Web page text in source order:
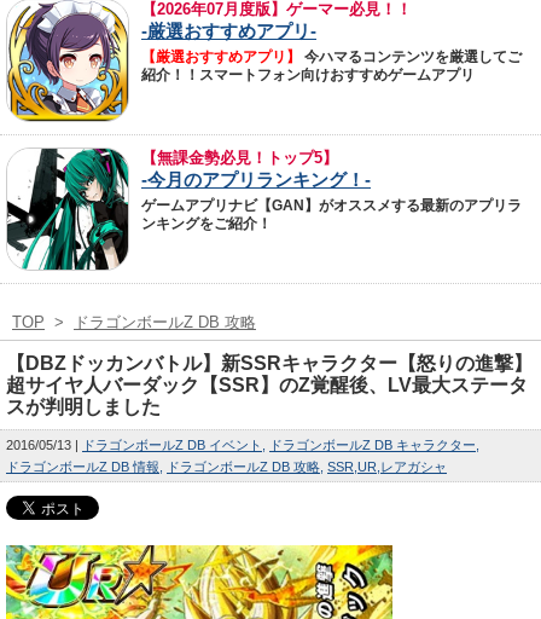
【2026年07月度版】ゲーマー必見！！
-厳選おすすめアプリ-
【厳選おすすめアプリ】
今ハマるコンテンツを厳選してご
紹介！！スマートフォン向けおすすめゲームアプリ
【無課金勢必見！トップ5】
-今月のアプリランキング！-
ゲームアプリナビ【GAN】がオススメする最新のアプリラ
ンキングをご紹介！
TOP > ドラゴンボールZ DB 攻略
【DBZドッカンバトル】新SSRキャラクター【怒りの進撃】
超サイヤ人バーダック【SSR】のZ覚醒後、LV最大ステータ
スが判明しました
2016/05/13 ドラゴンボールZ DB イベント
ドラゴンボールZ DB キャラクター
ドラゴンボールZ DB 情報
ドラゴンボールZ DB 攻略 SSR UR レアガシャ